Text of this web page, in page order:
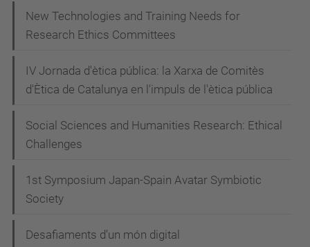
t
i
i
New Technologies and Training Needs for
Research Ethics Committees
IV Jornada d'ètica pública: la Xarxa de Comitès
d'Ètica de Catalunya en l'impuls de l'ètica pública
Social Sciences and Humanities Research: Ethical
Challenges
1st Symposium Japan-Spain Avatar Symbiotic
Society
Desafiaments d’un món digital